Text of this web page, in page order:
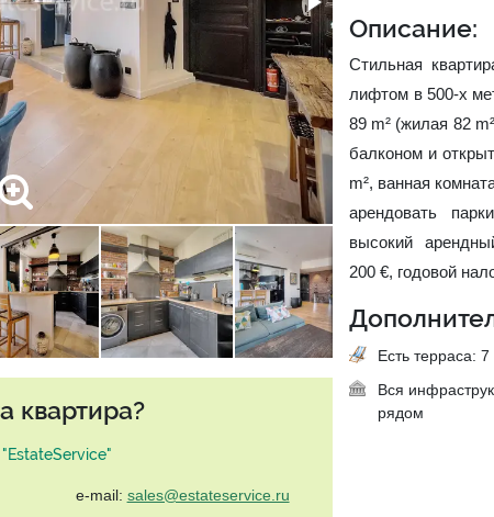
квартира?
e-mail: sales@estateservice.ru
Описание:
Стильная
лифтом в 500-х
89 m² (жилая 82
балконом и
m², ванная
арендовать
высокий
200 €, годовой
Есть терраса: 7
Вся
рядом